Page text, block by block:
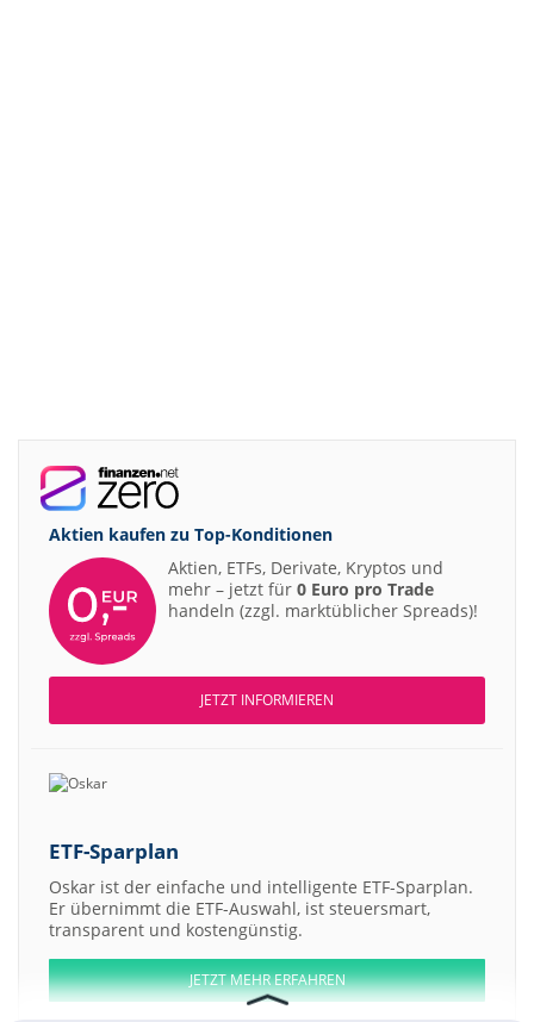
Aktien kaufen zu Top-Konditionen
Aktien, ETFs, Derivate, Kryptos und
mehr – jetzt für 0 Euro pro Trade
handeln (zzgl. marktüblicher Spreads)!
JETZT INFORMIEREN
ETF-Sparplan
Oskar ist der einfache und intelligente ETF-Sparplan.
Er übernimmt die ETF-Auswahl, ist steuersmart,
transparent und kostengünstig.
JETZT MEHR ERFAHREN